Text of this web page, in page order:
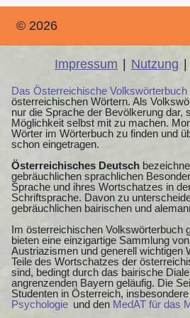
© 2026
Impressum | Nutzung |
Das Österreichische Volkswörterbuch
österreichischen Wörtern. Als
nur die Sprache der Bevölkerung dar,
Möglichkeit selbst mit zu machen.
Wörter im Wörterbuch zu finden und
schon eingetragen.
Österreichisches Deutsch
gebräuchlichen sprachlichen
Sprache und ihres Wortschatzes in
Schriftsprache. Davon zu
gebräuchlichen bairischen und
Im österreichischen Volkswörterbuch
bieten eine einzigartige Sammlung
Austriazismen und generell wichtigen
Teile des Wortschatzes der
sind, bedingt durch das bairische
angrenzenden Bayern geläufig. Die
Studenten in Österreich,
Psychologie und den MedAT für das